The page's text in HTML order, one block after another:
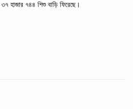
৩৭ হাজার ৭৪৪ শিশু বাড়ি ফিরেছে।